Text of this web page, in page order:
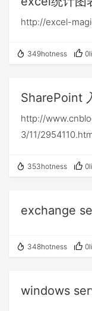
http://excel-
349hotness
SharePoint
http://
3/11/
353hotness
exchange
348hotness
windows